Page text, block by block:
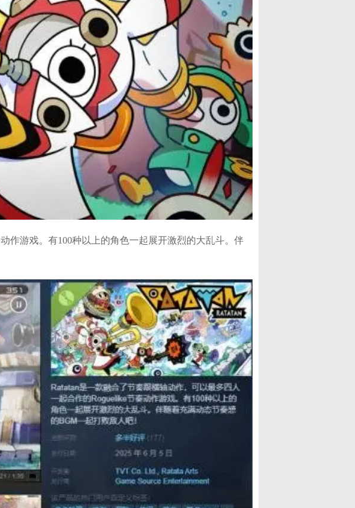
作游戏。有100种以上的角色一起展开激烈的大乱斗。伴